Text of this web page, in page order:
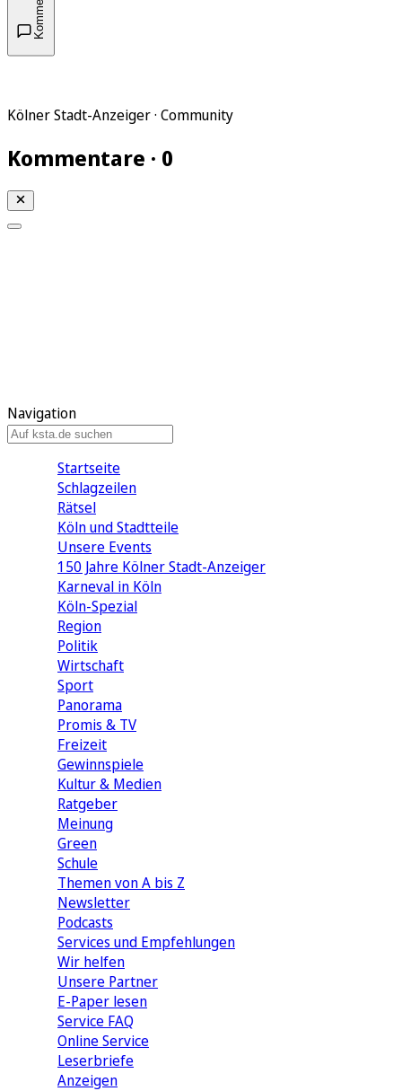
Kölner Stadt-Anzeiger · Community
Kommentare · 0
Navigation
Startseite
Schlagzeilen
Rätsel
Köln und Stadtteile
Unsere Events
150 Jahre Kölner Stadt-Anzeiger
Karneval in Köln
Köln-Spezial
Region
Politik
Wirtschaft
Sport
Panorama
Promis & TV
Freizeit
Gewinnspiele
Kultur & Medien
Ratgeber
Meinung
Green
Schule
Themen von A bis Z
Newsletter
Podcasts
Services und Empfehlungen
Wir helfen
Unsere Partner
E-Paper lesen
Service FAQ
Online Service
Leserbriefe
Anzeigen